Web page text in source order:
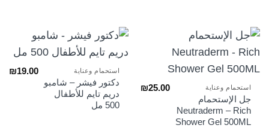
استحمام وعناية
جل الإستحمام
Neutraderm – Rich
Shower Gel 500ML
₪25.00
استحمام وعناية
دكتور فيشر – شامبو
دريم تايم للأطفال
500 مل
₪19.00